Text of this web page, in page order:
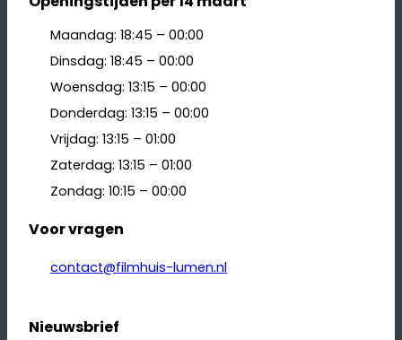
Maandag: 18:45 – 00:00
Dinsdag: 18:45 – 00:00
Woensdag: 13:15 – 00:00
Donderdag: 13:15 – 00:00
Vrijdag: 13:15 – 01:00
Zaterdag: 13:15 – 01:00
Zondag: 10:15 – 00:00
Voor vragen
contact@filmhuis-lumen.nl
Nieuwsbrief